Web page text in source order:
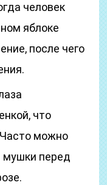
человек
яблоке
после чего
что
можно
мушки перед